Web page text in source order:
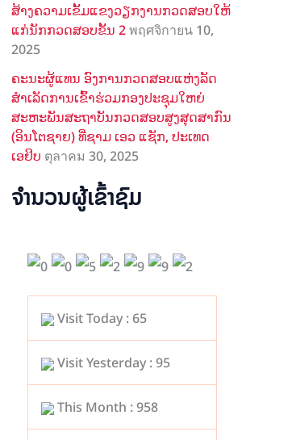
ສ້າງຄວາມເຂັ້ມແຂງວຽກງານກວດສອບໃຫ້
ແກ່ນັກກວດສອບຂັ້ນ 2พฤศจิกายน 10,
2025
ຄະນະຜູ້ແທນ ອົງການກວດສອບແຫ່ງລັດ
ສຳເລັດການເຂົ້າຮ່ວມກອງປະຊຸມໃຫຍ່
ສະຫະພັນສະຖາບັນກວດສອບສູງສຸດສາກົນ
(ອິນໂຕຊາຍ) ທີ່ຊາມ ເອວ ແຊັກ, ປະເທດ
ເອຢິບ ตุลาคม 30, 2025
ຈຳນວນຜູ້ເຂົ້າຊົມ
Visit Today : 65
Visit Yesterday : 95
This Month : 958